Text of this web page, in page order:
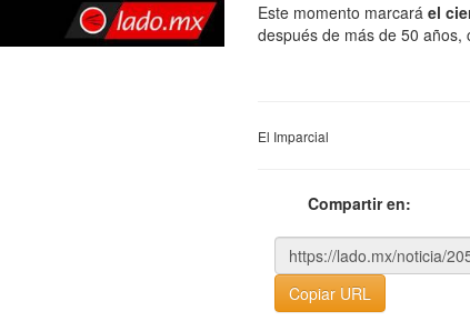
Este momento marcará el
después de más de 50 años,
El Imparcial
Compartir en:
Copiar URL